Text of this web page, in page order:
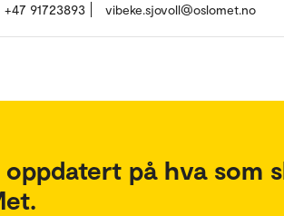
+47 91723893 vibeke.sjovoll@oslomet.no
oppdatert på hva som